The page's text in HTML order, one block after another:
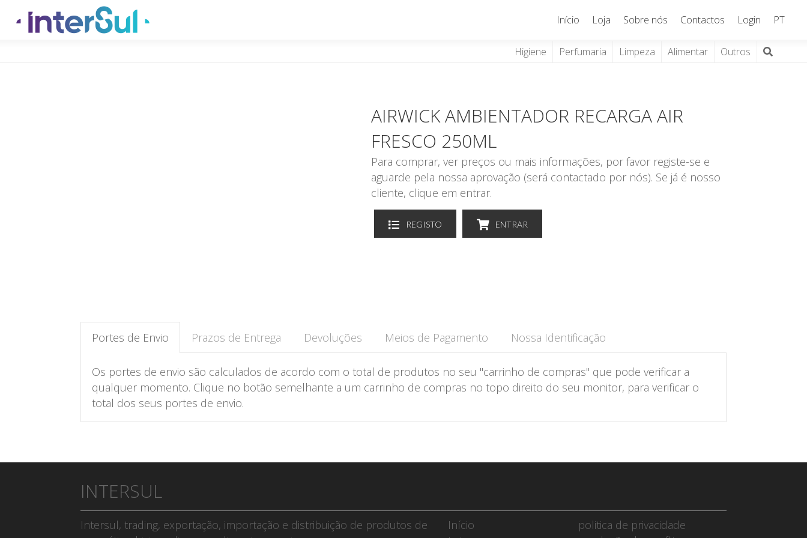
Início Loja Sobre nós Contactos Login PT
Higiene Perfumaria Limpeza Alimentar Outros
AIRWICK AMBIENTADOR RECARGA AIR
FRESCO 250ML
Para comprar, ver preços ou mais informações, por favor registe-se e
aguarde pela nossa aprovação (será contactado por nós). Se já é nosso
cliente, clique em entrar.
REGISTO ENTRAR
Portes de Envio Prazos de Entrega Devoluções Meios de Pagamento Nossa Identificação
Os portes de envio são calculados de acordo com o total de produtos no seu "carrinho de compras" que pode verificar a
qualquer momento. Clique no botão semelhante a um carrinho de compras no topo direito do seu monitor, para verificar o
total dos seus portes de envio.
INTERSUL
Intersul, trading, exportação, importação e distribuição de produtos de
Início
politica de privacidade